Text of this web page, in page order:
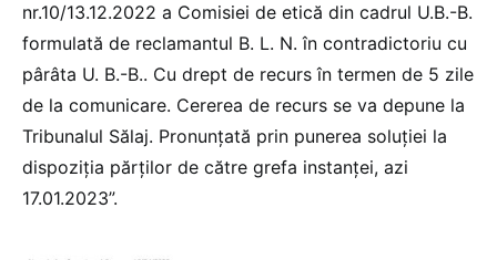
nr.10/13.12.2022 a Comisiei de etică din cadrul U.B.-B.
formulată de reclamantul B. L. N. în contradictoriu cu
pârâta U. B.-B.. Cu drept de recurs în termen de 5 zile
de la comunicare. Cererea de recurs se va depune la
Tribunalul Sălaj. Pronunţată prin punerea soluţiei la
dispoziţia părţilor de către grefa instanţei, azi
17.01.2023”.